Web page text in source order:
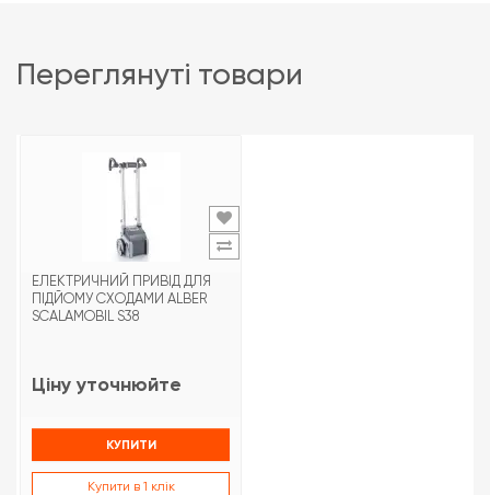
переглянуті товари
ЕЛЕКТРИЧНИЙ ПРИВІД ДЛЯ
ПІДЙОМУ СХОДАМИ ALBER
SCALAMOBIL S38
Ціну уточнюйте
КУПИТИ
Купити в 1 клік